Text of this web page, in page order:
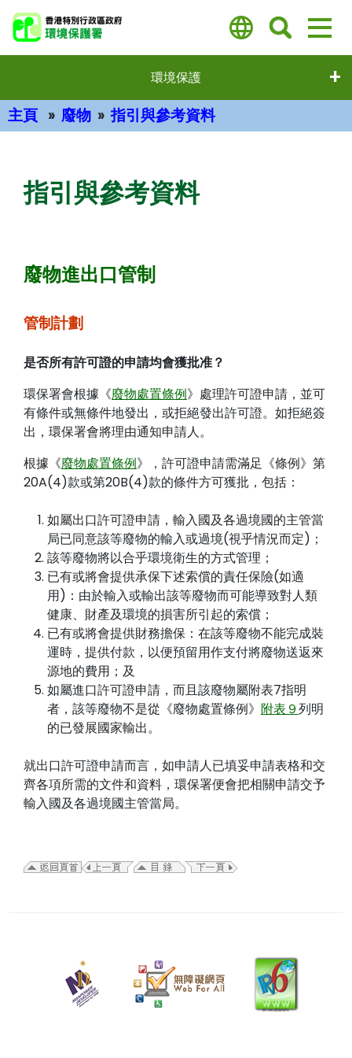
內
環境保護
主頁 廢物 指引與參考資料
指引與參考資料
廢物進出口管制
管制計劃
是否所有許可證的申請均會獲批准？
環保署會根據《廢物處置條例》處理許可證申請，並可
有條件或無條件地發出，或拒絕發出許可證。如拒絕簽
出，環保署會將理由通知申請人。
根據《廢物處置條例》，許可證申請需滿足《條例》第
20A(4)款或第20B(4)款的條件方可獲批，包括：
如屬出口許可證申請，輸入國及各過境國的主管當
局已同意該等廢物的輸入或過境(視乎情況而定)；
該等廢物將以合乎環境衛生的方式管理；
已有或將會提供承保下述索償的責任保險(如適
用)：由於輸入或輸出該等廢物而可能導致對人類
健康、財產及環境的損害所引起的索償；
已有或將會提供財務擔保：在該等廢物不能完成裝
運時，提供付款，以便預留用作支付將廢物送返來
源地的費用；及
如屬進口許可證申請，而且該廢物屬附表7指明
者，該等廢物不是從《廢物處置條例》 附表９列明
的已發展國家輸出。
就出口許可證申請而言，如申請人已填妥申請表格和交
齊各項所需的文件和資料，環保署便會把相關申請交予
輸入國及各過境國主管當局。